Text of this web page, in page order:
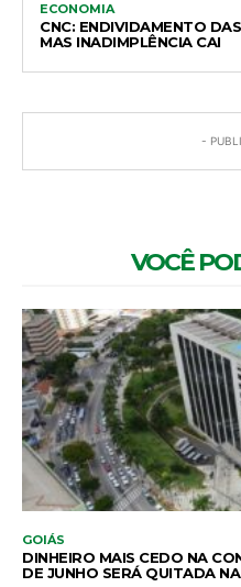
ECONOMIA
CNC: ENDIVIDAMENTO
MAS INADIMPLÊNCIA CAI
-
VOCÊ
GOIÁS
DINHEIRO MAIS CEDO NA
DE JUNHO SERÁ QUITADA